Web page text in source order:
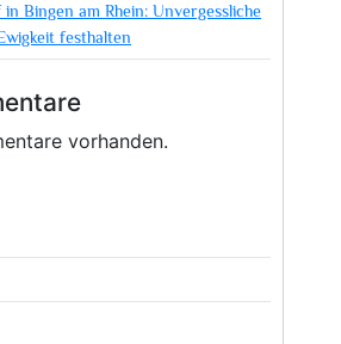
Bingen am Rhein: Unvergessliche
festhalten
vorhanden.